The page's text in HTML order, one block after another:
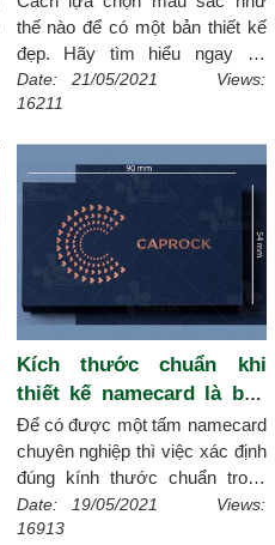
thế nào để có một bản thiết kế
đẹp. Hãy tìm hiểu ngay về
những nguyên tắc phối màu
trong thiết kế rất đơn giản
Date: 21/05/2021 Views:
16211
Kích thước chuẩn khi
thiết kế namecard là bao
nhiêu?
Để có được một tấm namecard
chuyên nghiệp thì việc xác định
đúng kính thước chuẩn trong
namecard là yếu tố rất quan
trọng, vậy bạn đã biết chưa hãy
Date: 19/05/2021 Views:
16913